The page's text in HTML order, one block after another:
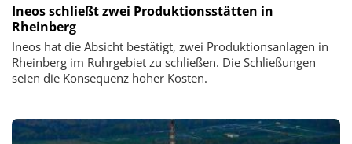
Ineos schließt zwei Produktionsstätten in
Rheinberg
Ineos hat die Absicht bestätigt, zwei Produktionsanlagen in
Rheinberg im Ruhrgebiet zu schließen. Die Schließungen
seien die Konsequenz hoher Kosten.